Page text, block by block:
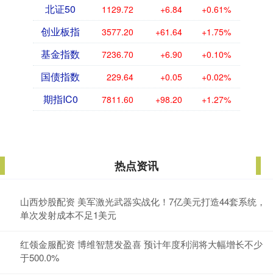
北证50 1129.72 +6.84 +0.61%
创业板指 3577.20 +61.64 +1.75%
基金指数 7236.70 +6.90 +0.10%
国债指数 229.64 +0.05 +0.02%
期指IC0 7811.60 +98.20 +1.27%
热点资讯
山西炒股配资 美军激光武器实战化！7亿美元打造44套系统，
单次发射成本不足1美元
红领金服配资 博维智慧发盈喜 预计年度利润将大幅增长不少
于500.0%